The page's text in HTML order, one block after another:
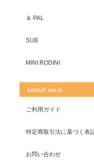
＆ PAL
SUB
MINI RODINI
ABOUT MILK.
ご利用ガイド
特定商取引法に基づく表
お問い合わせ